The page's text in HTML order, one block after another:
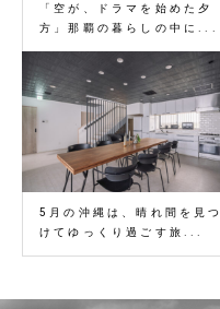
「空が、ドラマを始めた夕
方」那覇の暮らしの中に...
5月の沖縄は、晴れ間を見つ
けてゆっくり過ごす旅...